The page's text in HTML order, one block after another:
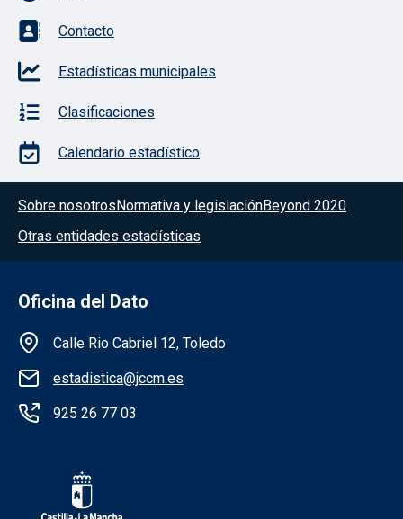
Contacto
Estadísticas municipales
Clasificaciones
Calendario estadístico
Menú del pie
Sobre nosotros Normativa y legislaciónBeyond 2020
Otras entidades estadísticas
Oficina del Dato
Información de la institución
Calle Rio Cabriel 12, Toledo
estadistica@jccm.es
925 26 77 03